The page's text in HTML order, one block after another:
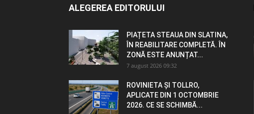
ALEGEREA EDITORULUI
PIAȚETA STEAUA DIN SLATINA,
ÎN REABILITARE COMPLETĂ. ÎN
ZONĂ ESTE ANUNȚAT...
7 august 2026 09:32
ROVINIETA ȘI TOLLRO,
APLICATE DIN 1 OCTOMBRIE
2026. CE SE SCHIMBĂ...